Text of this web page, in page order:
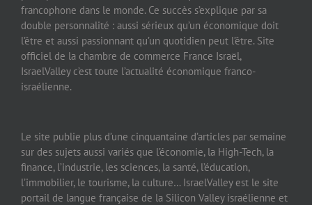
francophone dans le monde. Ce succès s’explique par sa
double personnalité : aussi sérieux qu’un économique doit
l’être et aussi passionnant qu’un quotidien peut l’être. Site
officiel de la chambre de commerce France Israël,
IsraelValley c’est toute l’actualité économique franco-
israélienne.
Le site publie plus d’une cinquantaine d’articles par semaine
sur des sujets aussi variés que l’économie, la High-Tech, la
finance, l’industrie, les sciences, la santé, l’éducation,
l’immobilier, le tourisme, la culture… IsraelValley est le site
portail de langue française de la Silicon Valley israélienne et